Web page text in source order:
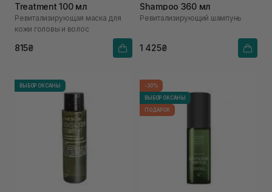
Treatment 100 мл
Ревитализирующая маска для
кожи головы и волос
815₴
Shampoo 360 мл
Ревитализирующий шампунь
1 425₴
ВЫБОР ОКСАНЫ
-30%
ВЫБОР ОКСАНЫ
ПОДАРОК